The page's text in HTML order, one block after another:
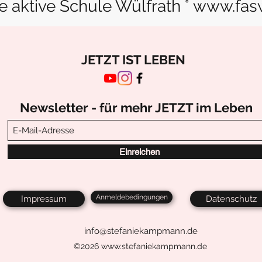
aktive Schule Wülfrath °
JETZT IST LEBEN
Newsletter - für mehr JETZT im Leben
Einreichen
Impressum Anmeldebedingungen Datenschutz
info@stefaniekampmann.de
©2026 www.stefaniekampmann.de